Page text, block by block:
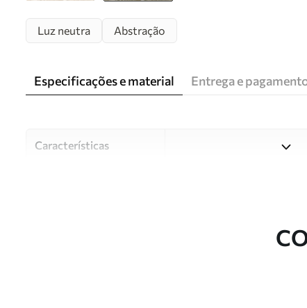
Luz neutra Abstração
Especificações e material Entrega e
Características
Estúdio de design Uwalls